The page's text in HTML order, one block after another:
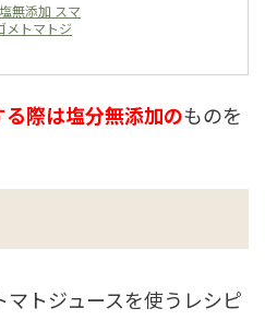
無添加 スマ
メトマトジ
る際は塩分無添加のものを
トジュースを使うレシピ